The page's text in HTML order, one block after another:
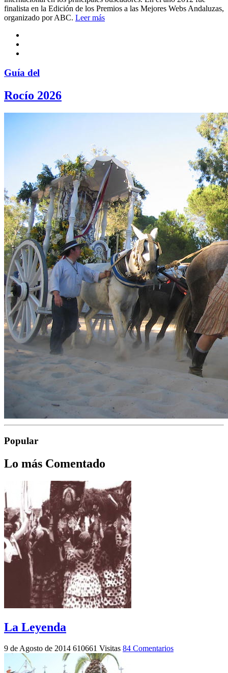
finalista en la Edición de los Premios a las Mejores Webs Andaluzas,
organizado por ABC. Leer más
Guía del
Rocío 2026
Popular
Lo más Comentado
La Leyenda
9 de Agosto de 2014 610661 Visitas 84 Comentarios